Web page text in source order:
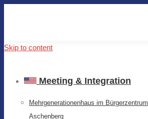
Skip to content
Meeting & Integration
Mehrgenerationenhaus im Bürgerzentrum
Aschenberg